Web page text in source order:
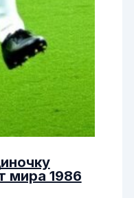
мира 1986